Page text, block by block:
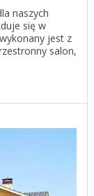
naszych
się w
jest z
salon,